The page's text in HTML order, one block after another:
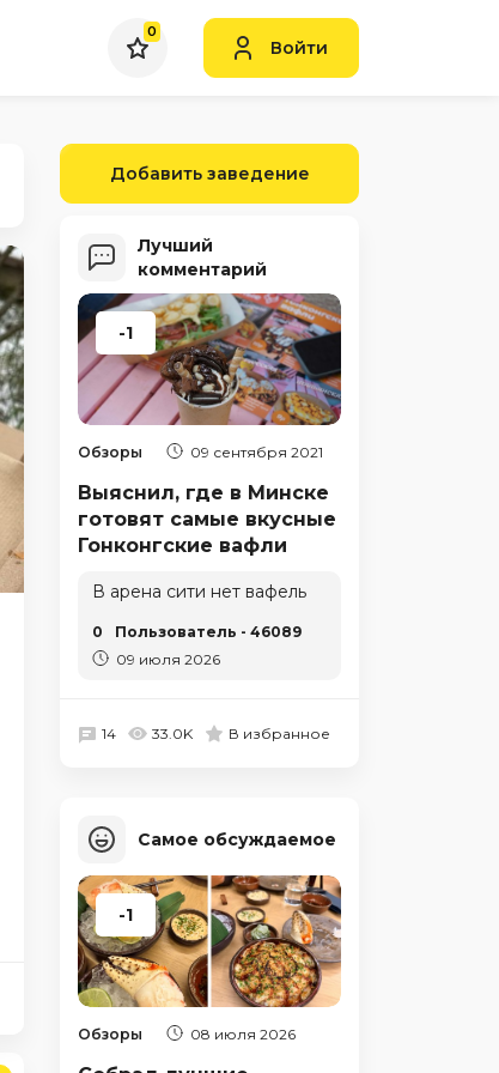
0
Войти
Добавить заведение
Лучший
комментарий
-1
Обзоры 09 сентября 2021
Выяснил, где в Минске
готовят самые вкусные
Гонконгские вафли
В арена сити нет вафель
0
Пользователь - 46089
09 июля 2026
14 33.0K В избранное
Самое обсуждаемое
-1
Обзоры 08 июля 2026